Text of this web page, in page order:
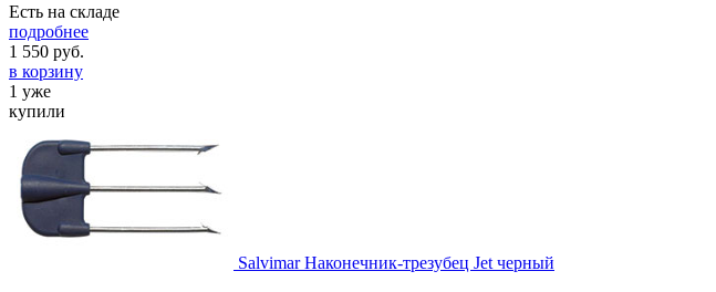
Есть на складе
подробнее
1 550 руб.
в корзину
1 уже
купили
Salvimar Наконечник-трезубец Jet черный